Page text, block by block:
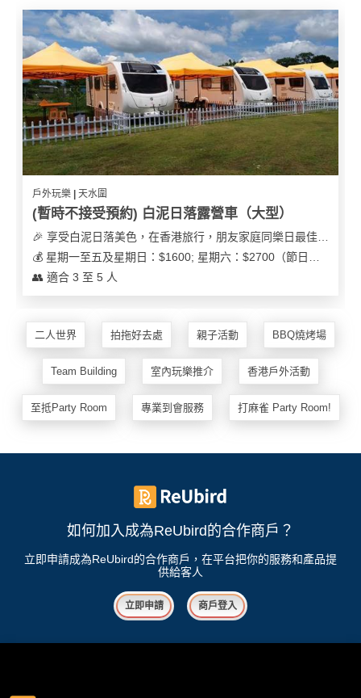
戶外玩樂 | 天水圍
(暫時不接受預約) 白泥日落露營車（大型）
👥 適合 3 至 5 人
二人世界 拍拖好去處 親子活動 BBQ燒烤場
Team Building 室內玩樂推介 香港戶外活動
至抵Party Room 專業到會服務 打麻雀 Party Room!
如何加入成為ReUbird的合作商戶？
立即申請成為ReUbird的合作商戶，在平台把你的服務和產品提
供給客人
立即申請 商戶登入